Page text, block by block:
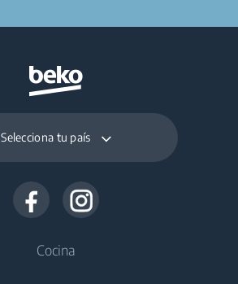
Selecciona tu país
Cocina